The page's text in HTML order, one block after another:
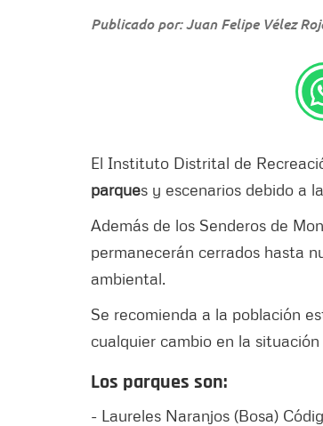
Publicado por: Juan Felipe Vélez
El Instituto Distrital de
parques y escenarios debido a
Además de los Senderos de
permanecerán cerrados hasta
ambiental.
Se recomienda a la población
cualquier cambio en la
Los parques son:
- Laureles Naranjos (Bosa)